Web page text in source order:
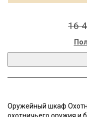
16
Оружейный шкаф